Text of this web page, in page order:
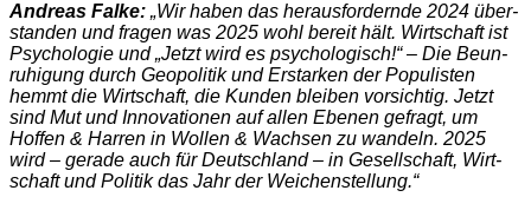
Andreas Falke: „Wir haben das he­raus­for­dern­de 2024 über­
stan­den und fragen was 2025 wohl bereit hält. Wirt­schaft ist
Psy­chol­o­gie und „Jetzt wird es psy­cho­lo­gisch!“ – Die Beun­
ru­hi­gung durch Geo­po­li­tik und Er­star­ken der Po­pu­listen
hemmt die Wirtschaft, die Kunden bleiben vor­sichtig. Jetzt
sind Mut und Inno­va­tio­nen auf allen Ebenen gefragt, um
Hoffen & Harren in Wollen & Wachsen zu wandeln. 2025
wird – gerade auch für Deutschland – in Gesell­schaft, Wirt­
schaft und Poli­tik das Jahr der Wei­chen­stellung.“